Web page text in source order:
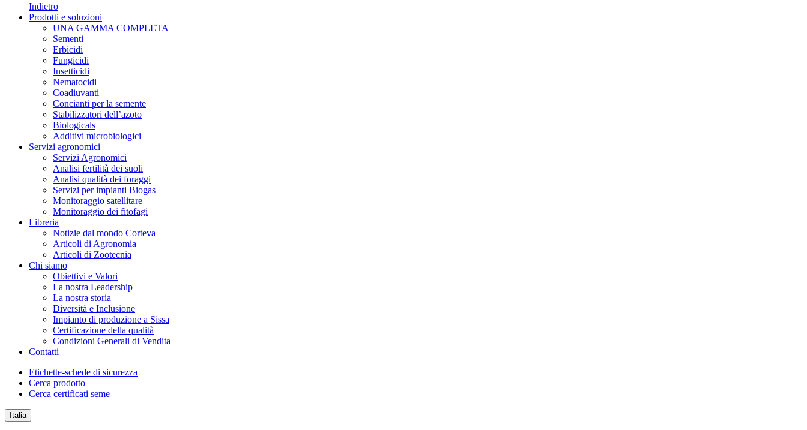
Indietro
Prodotti e soluzioni
UNA GAMMA COMPLETA
Sementi
Erbicidi
Fungicidi
Insetticidi
Nematocidi
Coadiuvanti
Concianti per la semente
Stabilizzatori dell’azoto
Biologicals
Additivi microbiologici
Servizi agronomici
Servizi Agronomici
Analisi fertilità dei suoli
Analisi qualità dei foraggi
Servizi per impianti Biogas
Monitoraggio satellitare
Monitoraggio dei fitofagi
Libreria
Notizie dal mondo Corteva
Articoli di Agronomia
Articoli di Zootecnia
Chi siamo
Obiettivi e Valori
La nostra Leadership
La nostra storia
Diversità e Inclusione
Impianto di produzione a Sissa
Certificazione della qualità
Condizioni Generali di Vendita
Contatti
Etichette-schede di sicurezza
Cerca prodotto
Cerca certificati seme
Italia